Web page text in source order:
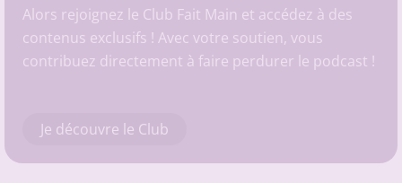
Alors rejoignez le Club Fait Main et accédez à des
contenus exclusifs ! Avec votre soutien, vous
contribuez directement à faire perdurer le podcast !
Je découvre le Club